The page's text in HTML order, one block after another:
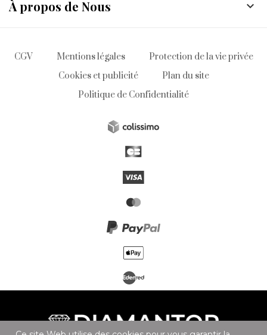
À propos de Nous 
CGV Mentions légales
Protection de la vie privée
Cookies et publicité
Plan du site
Politique de Confidentialité